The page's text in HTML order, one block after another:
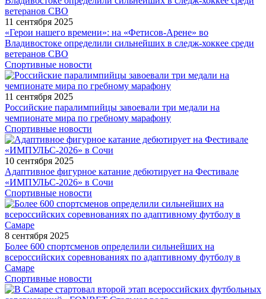
11 сентября 2025
«Герои нашего времени»: на «Фетисов-Арене» во
Владивостоке определили сильнейших в следж-хоккее среди
ветеранов СВО
Спортивные новости
11 сентября 2025
Российские паралимпийцы завоевали три медали на
чемпионате мира по гребному марафону
Спортивные новости
10 сентября 2025
Адаптивное фигурное катание дебютирует на Фестивале
«ИМПУЛЬС-2026» в Сочи
Спортивные новости
8 сентября 2025
Более 600 спортсменов определили сильнейших на
всероссийских соревнованиях по адаптивному футболу в
Самаре
Спортивные новости